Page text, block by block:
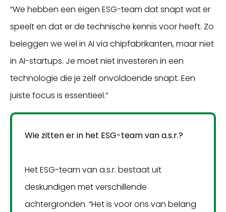
“We hebben een eigen ESG-team dat snapt wat er
speelt en dat er de technische kennis voor heeft. Zo
beleggen we wel in AI via chipfabrikanten, maar niet
in AI-startups. Je moet niet investeren in een
technologie die je zelf onvoldoende snapt. Een
juiste focus is essentieel.”
Wie zitten er in het ESG-team van a.s.r.?
Het ESG-team van a.s.r. bestaat uit
deskundigen met verschillende
achtergronden. “Het is voor ons van belang